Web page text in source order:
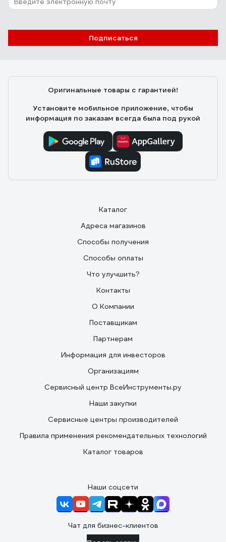
Подписаться
Оригинальные товары с гарантией!
Установите мобильное приложение, чтобы
информация по заказам всегда была под рукой
Каталог
Адреса магазинов
Способы получения
Способы оплаты
Что улучшить?
Контакты
О Компании
Поставщикам
Партнерам
Информация для инвесторов
Организациям
Сервисный центр ВсеИнструменты.ру
Наши закупки
Сервисные центры производителей
Правила применения рекомендательных технологий
Каталог товаров
Наши соцсети
Чат для бизнес-клиентов